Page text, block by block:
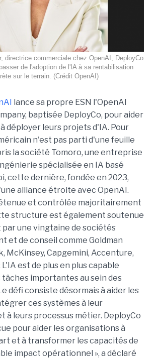
directrice commerciale chez OpenAI, DeployCo
de l'adoption de l'IA à sa rentabilisation
sur le terrain. (Crédit OpenAI)
lance sa propre ESN l'OpenAI
baptisée DeployCo, pour aider
déployer leurs projets d'IA. Pour
n'est pas parti d'une feuille
la société Tomoro, une entreprise
spécialisée en IA basé
cette dernière, fondée en 2023,
alliance étroite avec OpenAI.
et contrôlée majoritairement
structure est également soutenue
une vingtaine de sociétés
et de conseil comme Goldman
McKinsey, Capgemini, Accenture,
L'IA est de plus en plus capable
importantes au sein des
défi consiste désormais à aider les
ces systèmes à leur
à leurs processus métier. DeployCo
pour aider les organisations à
et à transformer les capacités de
impact opérationnel », a déclaré